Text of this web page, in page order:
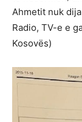
Ahmetit nuk
Radio, TV-e e
Kosovës)